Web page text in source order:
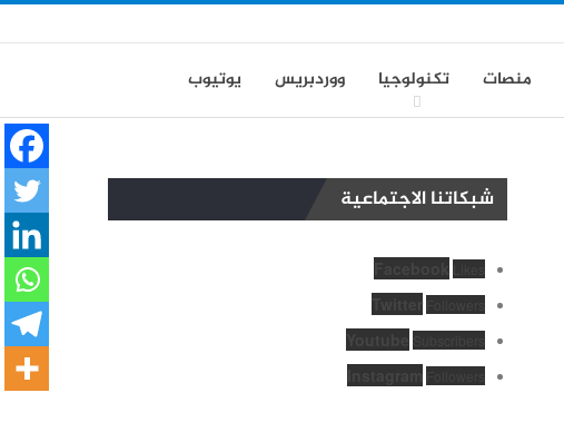
منصات تكنولوجيا ووردبريس يوتيوب
شبكاتنا الاجتماعية
Twitter